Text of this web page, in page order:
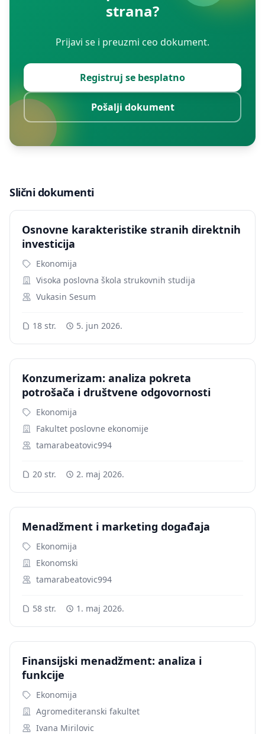
strana?
Prijavi se i preuzmi ceo dokument.
Registruj se besplatno
Pošalji dokument
Slični dokumenti
Osnovne karakteristike stranih direktnih
investicija
Ekonomija
Visoka poslovna škola strukovnih studija
Vukasin Sesum
18 str. 5. jun 2026.
Konzumerizam: analiza pokreta
potrošača i društvene odgovornosti
Ekonomija
Fakultet poslovne ekonomije
tamarabeatovic994
20 str. 2. maj 2026.
Menadžment i marketing događaja
Ekonomija
Ekonomski
tamarabeatovic994
58 str. 1. maj 2026.
Finansijski menadžment: analiza i
funkcije
Ekonomija
Agromediteranski fakultet
Ivana Mirilovic